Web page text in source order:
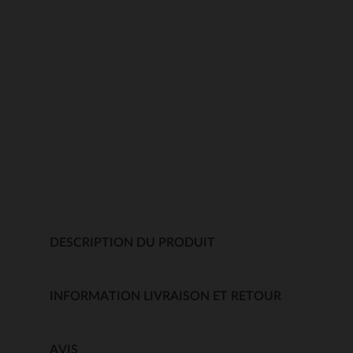
DESCRIPTION DU PRODUIT
INFORMATION LIVRAISON ET RETOUR
AVIS